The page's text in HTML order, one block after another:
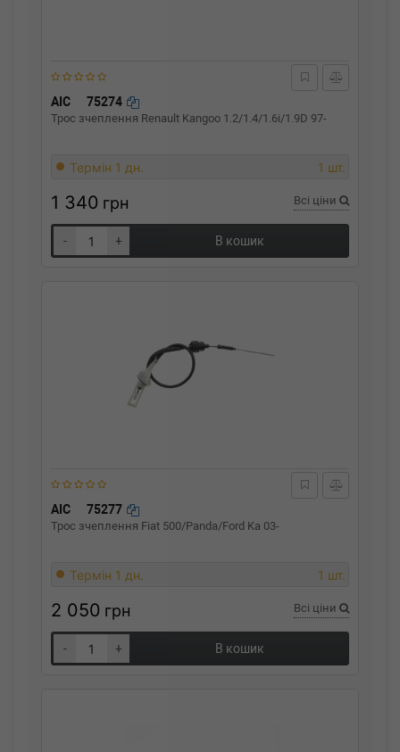
AIC 75274
Трос зчеплення Renault Kangoo 1.2/1.4/1.6i/1.9D 97-
Термін 1 дн. 1 шт.
1 340 грн Всі ціни
- + В кошик
AIC 75277
Трос зчеплення Fiat 500/Panda/Ford Ka 03-
Термін 1 дн. 1 шт.
2 050 грн Всі ціни
- + В кошик